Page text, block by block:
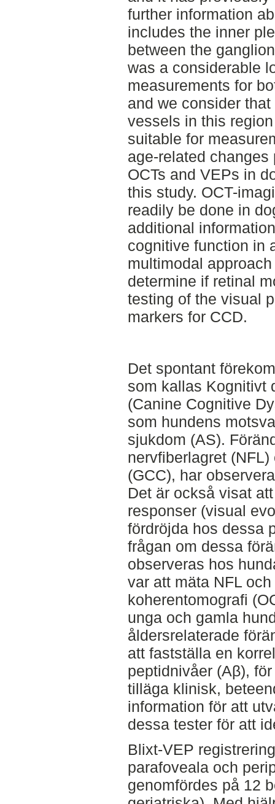
further information
includes the inner
between the
was a considerable
measurements for
and we consider
vessels in this
suitable for
age-related
OCTs and VEPs in
this study. OCT-
readily be done in
additional
cognitive function in
multimodal
determine if retinal
testing of the visual
markers for CCD.
Det spontant
som kallas Kognitivt
(Canine Cognitive
som hundens
sjukdom (AS).
nervfiberlagret (NFL)
(GCC), har
Det är också visat
responser (visual
fördröjda hos dessa
frågan om dessa
observeras hos
var att mäta NFL
koherentomografi
unga och gamla
åldersrelaterade
att fastställa en
peptidnivåer (Aβ),
tilläga klinisk,
information för att
dessa tester för att
Blixt-VEP
parafoveala och
genomfördes på 12